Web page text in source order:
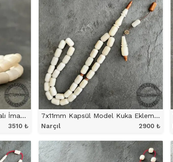
7x11mm Kuka Eklemeli Halkalı İmame ve Hitameli Narçıl Tesbih
3510 ₺
7x11mm Kapsül Model Kuka Eklemeli Narçıl Tesbih
Narçıl 2900 ₺
ÜRÜNÜ İNCELE